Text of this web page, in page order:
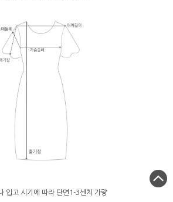
입고 시기에 따라 단면1-3센치 가량